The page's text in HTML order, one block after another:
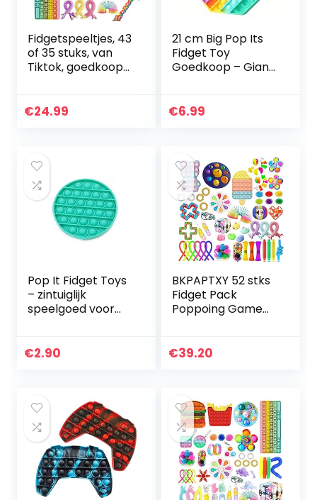
Fidgetspeeltjes, 43
of 35 stuks, van
Tiktok, goedkoop
drukken,
€24.99
21 cm Big Pop Its
Fidget Toy
Goedkoop – Giant
Speelgoed Voor
€6.99
Pop It Fidget Toys
– zintuiglijk
speelgoed voor
ADHD – perfect
€2.90
BKPAPTXY 52 stks
Fidget Pack
Poppoing Game
Speelgoed Kit,
€39.20